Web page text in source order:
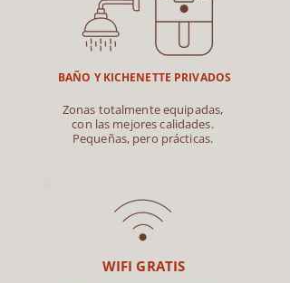
BAÑO Y KICHENETTE PRIVADOS
Zonas totalmente equipadas,
con las mejores calidades.
Pequeñas, pero prácticas.
WIFI GRATIS